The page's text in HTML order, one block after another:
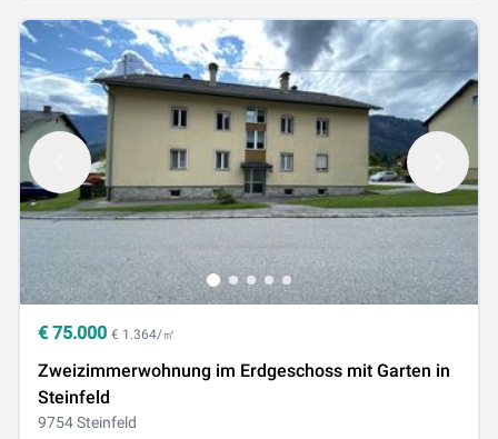
€ 75.000 € 1.364/㎡
Zweizimmerwohnung im Erdgeschoss mit Garten in
Steinfeld
9754 Steinfeld